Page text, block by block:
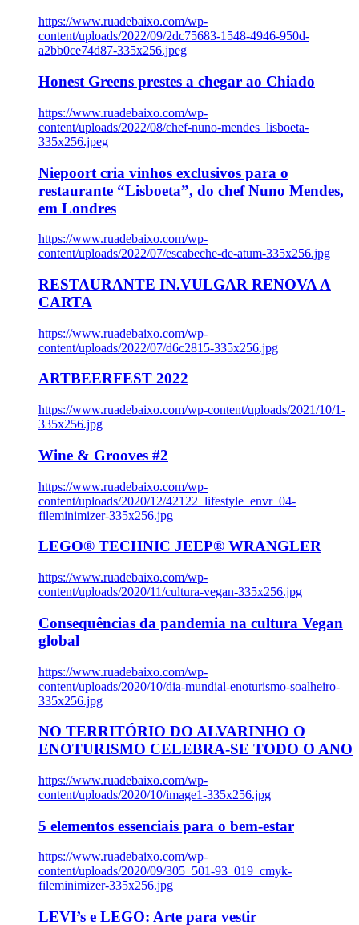
https://www.ruadebaixo.com/wp-
content/uploads/2022/09/2dc75683-1548-4946-950d-
a2bb0ce74d87-335x256.jpeg
Honest Greens prestes a chegar ao Chiado
https://www.ruadebaixo.com/wp-
content/uploads/2022/08/chef-nuno-mendes_lisboeta-
335x256.jpeg
Niepoort cria vinhos exclusivos para o
restaurante “Lisboeta”, do chef Nuno Mendes,
em Londres
https://www.ruadebaixo.com/wp-
content/uploads/2022/07/escabeche-de-atum-335x256.jpg
RESTAURANTE IN.VULGAR RENOVA A
CARTA
https://www.ruadebaixo.com/wp-
content/uploads/2022/07/d6c2815-335x256.jpg
ARTBEERFEST 2022
https://www.ruadebaixo.com/wp-content/uploads/2021/10/1-
335x256.jpg
Wine & Grooves #2
https://www.ruadebaixo.com/wp-
content/uploads/2020/12/42122_lifestyle_envr_04-
fileminimizer-335x256.jpg
LEGO® TECHNIC JEEP® WRANGLER
https://www.ruadebaixo.com/wp-
content/uploads/2020/11/cultura-vegan-335x256.jpg
Consequências da pandemia na cultura Vegan
global
https://www.ruadebaixo.com/wp-
content/uploads/2020/10/dia-mundial-enoturismo-soalheiro-
335x256.jpg
NO TERRITÓRIO DO ALVARINHO O
ENOTURISMO CELEBRA-SE TODO O ANO
https://www.ruadebaixo.com/wp-
content/uploads/2020/10/image1-335x256.jpg
5 elementos essenciais para o bem-estar
https://www.ruadebaixo.com/wp-
content/uploads/2020/09/305_501-93_019_cmyk-
fileminimizer-335x256.jpg
LEVI’s e LEGO: Arte para vestir